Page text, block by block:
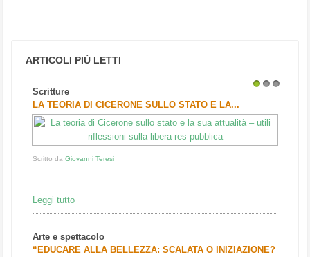
ARTICOLI PIÙ LETTI
Scritture
LA TEORIA DI CICERONE SULLO STATO E LA...
Scritto da Giovanni Teresi
...
Leggi tutto
Arte e spettacolo
“EDUCARE ALLA BELLEZZA: SCALATA O INIZIAZIONE?